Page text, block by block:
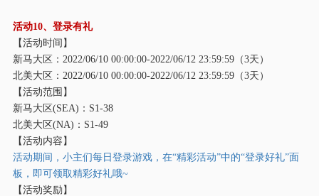
活动10、登录有礼
【活动时间】
新马大区： 2022/06/10 00:00:00-2022/06/12 23:59:59（3天）
北美大区： 2022/06/10 00:00:00-2022/06/12 23:59:59（3天）
【活动范围】
新马大区(SEA)：S1-38
北美大区(NA)：S1-49
【活动内容】
活动期间，小主们每日登录游戏，在“精彩活动”中的“登录好礼”面
板，即可领取精彩好礼哦~
【活动奖励】